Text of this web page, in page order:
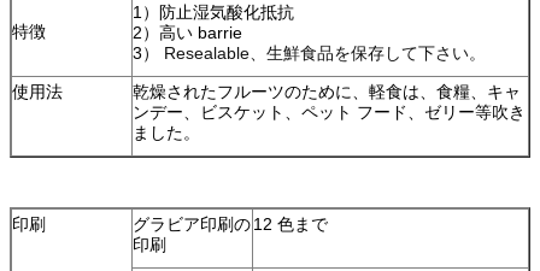
特徴
1）防止湿気酸化抵抗
2）高い barrie
3） Resealable、生鮮食品を保存して下さい。
使用法
乾燥されたフルーツのために、軽食は、食糧、キャ
ンデー、ビスケット、ペット フード、ゼリー等吹き
ました。
印刷
グラビア印刷の
印刷
12 色まで